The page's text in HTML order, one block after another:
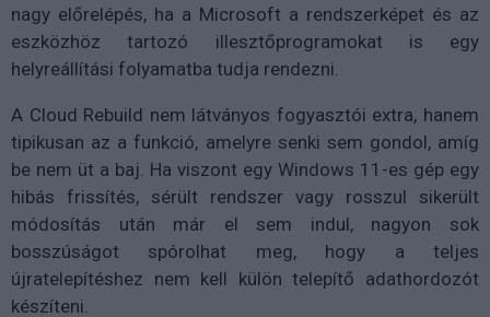
nagy előrelépés, ha a Microsoft a rendszerképet és az
eszközhöz tartozó illesztőprogramokat is egy
helyreállítási folyamatba tudja rendezni.
A Cloud Rebuild nem látványos fogyasztói extra, hanem
tipikusan az a funkció, amelyre senki sem gondol, amíg
be nem üt a baj. Ha viszont egy Windows 11-es gép egy
hibás frissítés, sérült rendszer vagy rosszul sikerült
módosítás után már el sem indul, nagyon sok
bosszúságot spórolhat meg, hogy a teljes
újratelepítéshez nem kell külön telepítő adathordozót
készíteni.